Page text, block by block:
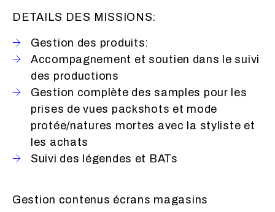
DETAILS DES MISSIONS:
Gestion des produits:
Accompagnement et soutien dans le suivi
des productions
Gestion complète des samples pour les
prises de vues packshots et mode
protée/natures mortes avec la styliste et
les achats
Suivi des légendes et BATs
Gestion contenus écrans magasins